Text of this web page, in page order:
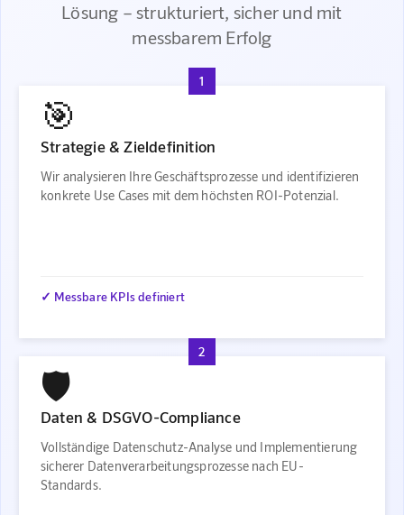
Lösung – strukturiert, sicher und mit
messbarem Erfolg
1
🎯
Strategie & Zieldefinition
Wir analysieren Ihre Geschäftsprozesse und identifizieren
konkrete Use Cases mit dem höchsten ROI-Potenzial.
✓ Messbare KPIs definiert
2
🛡️
Daten & DSGVO-Compliance
Vollständige Datenschutz-Analyse und Implementierung
sicherer Datenverarbeitungsprozesse nach EU-
Standards.